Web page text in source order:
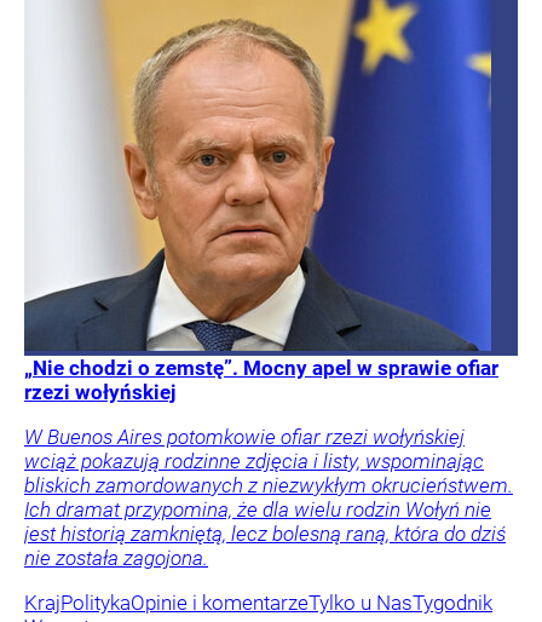
„Nie chodzi o zemstę”. Mocny apel w sprawie ofiar
rzezi wołyńskiej
W Buenos Aires potomkowie ofiar rzezi wołyńskiej
wciąż pokazują rodzinne zdjęcia i listy, wspominając
bliskich zamordowanych z niezwykłym okrucieństwem.
Ich dramat przypomina, że dla wielu rodzin Wołyń nie
jest historią zamkniętą, lecz bolesną raną, która do dziś
nie została zagojona.
KrajPolitykaOpinie i komentarzeTylko u NasTygodnik